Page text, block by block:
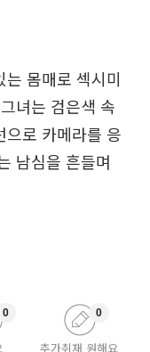
몸매로 섹시미
녀는 검은색 속
으로 카메라를 응
남심을 흔들며
0
추가취재 원해요
0